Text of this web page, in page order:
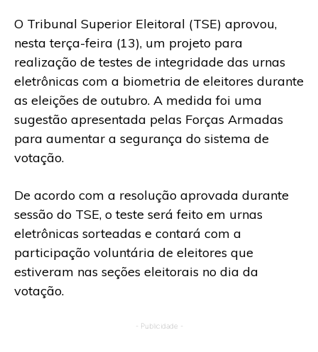
O Tribunal Superior Eleitoral (TSE) aprovou,
nesta terça-feira (13), um projeto para
realização de testes de integridade das urnas
eletrônicas com a biometria de eleitores durante
as eleições de outubro. A medida foi uma
sugestão apresentada pelas Forças Armadas
para aumentar a segurança do sistema de
votação.
De acordo com a resolução aprovada durante
sessão do TSE, o teste será feito em urnas
eletrônicas sorteadas e contará com a
participação voluntária de eleitores que
estiveram nas seções eleitorais no dia da
votação.
- Publicidade -